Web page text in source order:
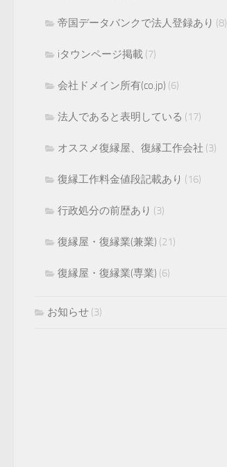
帝国データバンクで法人登録あり (8)
iタウンページ掲載 (7)
会社ドメイン所有(co.jp) (6)
法人であると表明している (17)
オススメ復縁屋、復縁工作会社 (3)
復縁工作料金値段記載あり (16)
行政処分の前歴あり (3)
復縁屋・復縁業(兼業) (21)
復縁屋・復縁業(専業) (6)
お知らせ (3)